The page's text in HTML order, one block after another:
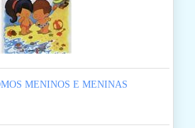
MENINOS E MENINAS